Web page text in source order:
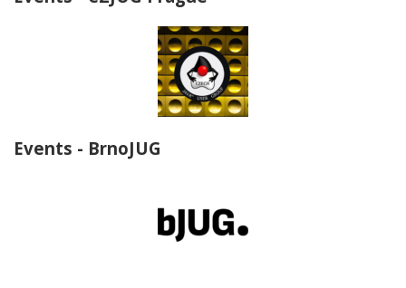
Events - BrnoJUG